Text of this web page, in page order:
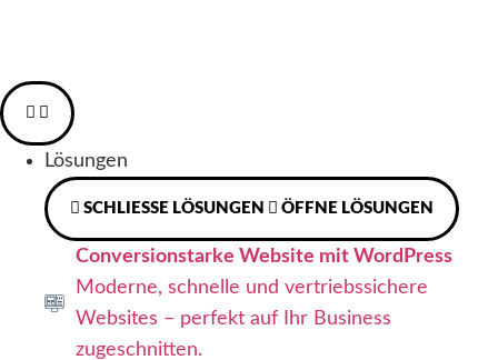
Lösungen
SCHLIESSE LÖSUNGEN ÖFFNE LÖSUNGEN
Conversionstarke Website mit WordPress
Moderne, schnelle und vertriebssichere
Websites – perfekt auf Ihr Business
zugeschnitten.